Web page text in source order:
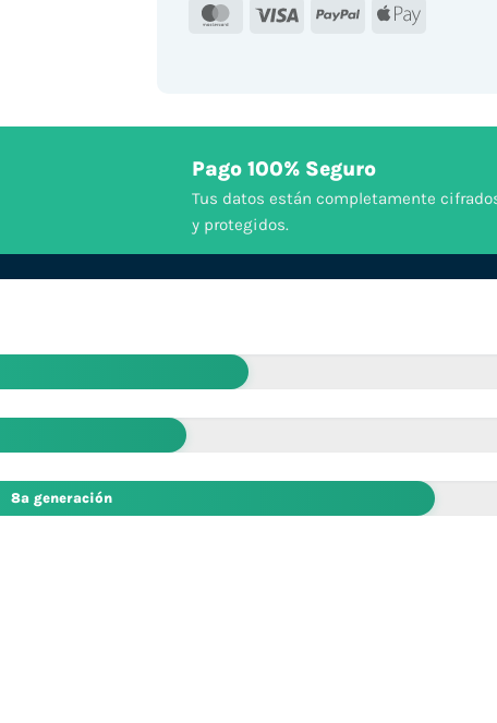
MasterCard
Visa PayPal Apple
Pago 100% Seguro
Tus datos están completamente
y protegidos.
8ª generación